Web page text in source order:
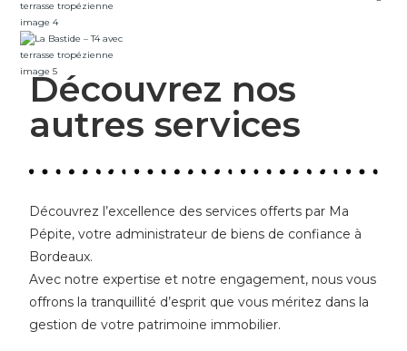
e
Découvrez nos
autres services
Découvrez l’excellence des services offerts par Ma
Pépite, votre administrateur de biens de confiance à
Bordeaux.
Avec notre expertise et notre engagement, nous vous
offrons la tranquillité d’esprit que vous méritez dans la
gestion de votre patrimoine immobilier.